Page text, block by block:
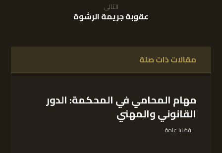
التالى
عقوبة جريمة الرشوة
مقالات ذات صلة
مهام المحامي في المحكمة: الدور
القانوني والمهني
قضايا عامة